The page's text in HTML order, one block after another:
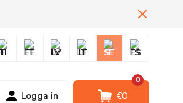
FI EE LV LT SE ES
Logga in €0
0